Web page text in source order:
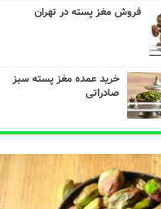
فروش مغز پسته در تهران
خرید عمده مغز پسته سبز
صادراتی